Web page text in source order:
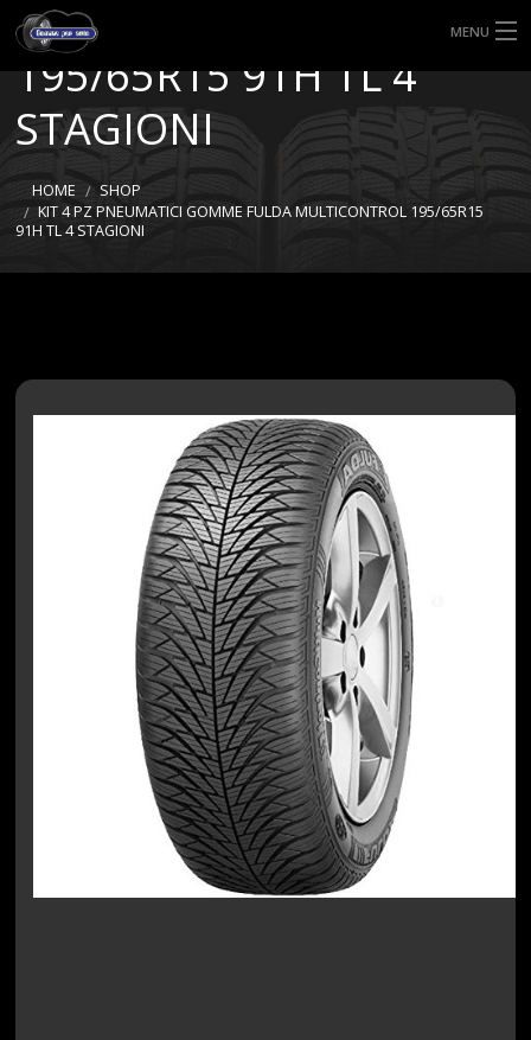
MENU
HOME
TIPI DI GOMME
MISURE GOMME
MULTICONTROL
195/65R15 91H TL 4
STAGIONI
HOME
SHOP
KIT 4 PZ PNEUMATICI GOMME FULDA MULTICONTROL 195/65R15
91H TL 4 STAGIONI